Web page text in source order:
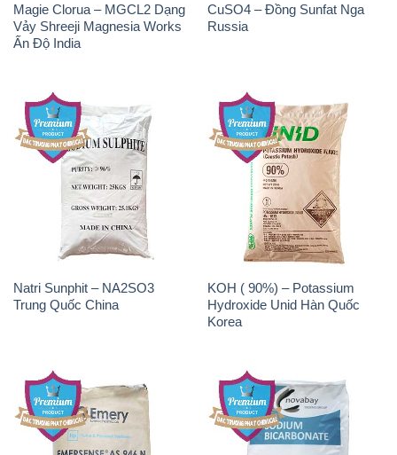
Magie Clorua – MGCL2 Dạng
Vảy Shreeji Magnesia Works
Ấn Độ India
CuSO4 – Đồng Sunfat Nga
Russia
Natri Sunphit – NA2SO3
Trung Quốc China
KOH ( 90%) – Potassium
Hydroxide Unid Hàn Quốc
Korea